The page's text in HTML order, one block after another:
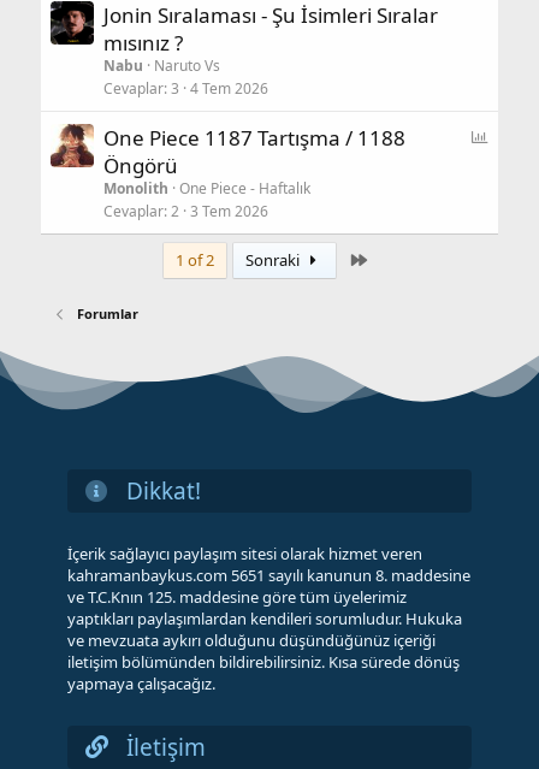
Jonin Sıralaması - Şu İsimleri Sıralar
mısınız ?
Nabu
Naruto Vs
Cevaplar 3 4 Tem 2026
t
One Piece 1187 Tartışma / 1188
Öngörü
Monolith One Piece - Haftalık
Cevaplar 2 3 Tem 2026
1 of 2 Sonraki
Forumlar
Dikkat!
İçerik sağlayıcı paylaşım sitesi olarak hizmet veren
kahramanbaykus.com 5651 sayılı kanunun 8. maddesine
ve T.C.Knın 125. maddesine göre tüm üyelerimiz
yaptıkları paylaşımlardan kendileri sorumludur. Hukuka
ve mevzuata aykırı olduğunu düşündüğünüz içeriği
iletişim bölümünden bildirebilirsiniz. Kısa sürede dönüş
yapmaya çalışacağız.
İletişim